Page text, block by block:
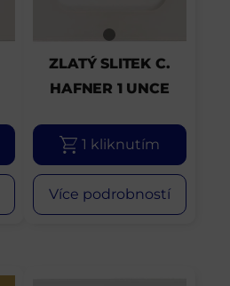
ZLATÝ SLITEK C.
HAFNER 1 UNCE
1 kliknutím
Více podrobností